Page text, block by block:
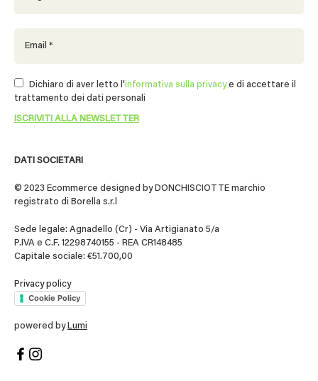
DATI SOCIETARI
© 2023 Ecommerce designed by DONCHISCIOTTE marchio
registrato di Borella s.r.l
Sede legale: Agnadello (Cr) - Via Artigianato 5/a
P.IVA e C.F. 12298740155 - REA CR148485
Capitale sociale: €51.700,00
Privacy policy
Cookie Policy
powered by Lumi
Dichiaro di aver letto l'informativa sulla privacye di accettare il
trattamento dei dati personali